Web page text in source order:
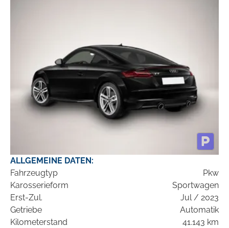
ALLGEMEINE DATEN:
Fahrzeugtyp
Pkw
Karosserieform
Sportwagen
Erst-Zul.
Jul / 2023
Getriebe
Automatik
Kilometerstand
41.143 km